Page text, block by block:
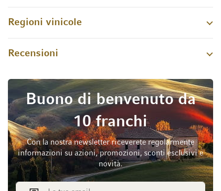
Regioni vinicole
Recensioni
Buono di benvenuto da
10 franchi
Con la nostra newsletter riceverete regolarmente
informazioni su azioni, promozioni, sconti esclusivi e
novità.
Indirizzo email